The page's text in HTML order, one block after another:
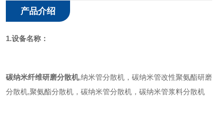
产品介绍
1.设备名称：
碳纳米纤维研磨分散机,纳米管分散机，碳纳米管改性聚氨酯研磨
分散机,聚氨酯分散机，碳纳米管分散机，碳纳米管浆料分散机